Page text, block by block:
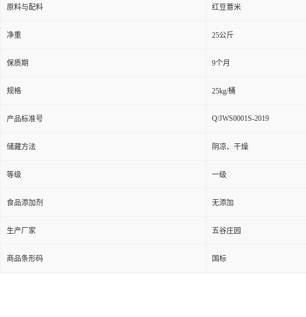
原料与配料 红豆薏米
净重 25公斤
保质期 9个月
规格 25kg/桶
产品标准号 Q/JWS0001S-2019
储藏方法 阴凉、干燥
等级 一级
食品添加剂 无添加
生产厂家 五谷庄园
商品条形码 国标